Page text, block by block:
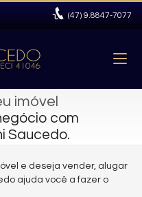
(47) 9.8847-7077
imóvel
com
Saucedo.
e deseja vender, alugar
ajuda você a fazer o